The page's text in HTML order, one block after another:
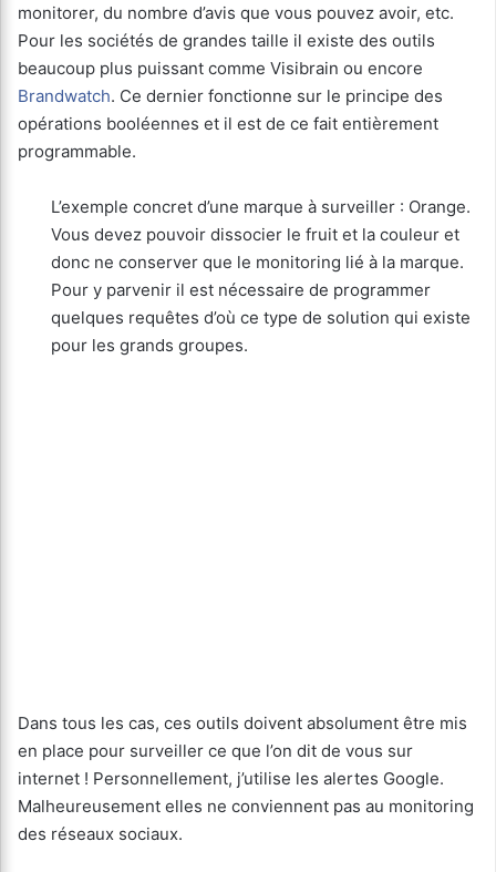
monitorer, du nombre d’avis que vous pouvez avoir, etc.
Pour les sociétés de grandes taille il existe des outils
beaucoup plus puissant comme Visibrain ou encore
Brandwatch. Ce dernier fonctionne sur le principe des
opérations booléennes et il est de ce fait entièrement
programmable.
L’exemple concret d’une marque à surveiller : Orange.
Vous devez pouvoir dissocier le fruit et la couleur et
donc ne conserver que le monitoring lié à la marque.
Pour y parvenir il est nécessaire de programmer
quelques requêtes d’où ce type de solution qui existe
pour les grands groupes.
Dans tous les cas, ces outils doivent absolument être mis
en place pour surveiller ce que l’on dit de vous sur
internet ! Personnellement, j’utilise les alertes Google.
Malheureusement elles ne conviennent pas au monitoring
des réseaux sociaux.